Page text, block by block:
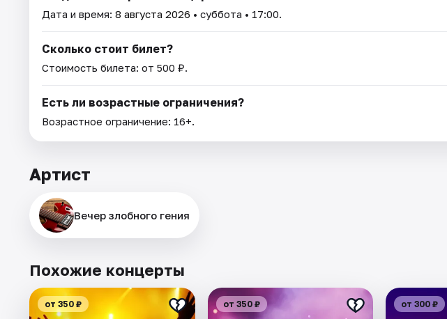
Дата и время: 8 августа 2026 • суббота • 17:00.
Сколько стоит билет?
Стоимость билета: от 500 ₽.
Есть ли возрастные ограничения?
Возрастное ограничение: 16+.
Артист
Вечер злобного гения
Похожие концерты
от 350 ₽ от 350 ₽ от 300 ₽